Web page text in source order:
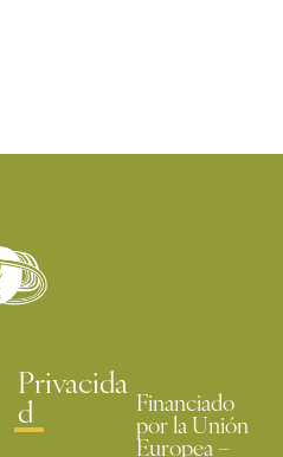
Privacida
d
Financiado
por la Unión
Europea –